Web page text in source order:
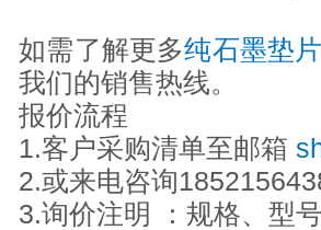
如需了解更多纯石墨垫片
我们的销售热线。
报价流程
1.客户采购清单至邮箱
2.或来电咨询
3.询价注明 ：规格、型